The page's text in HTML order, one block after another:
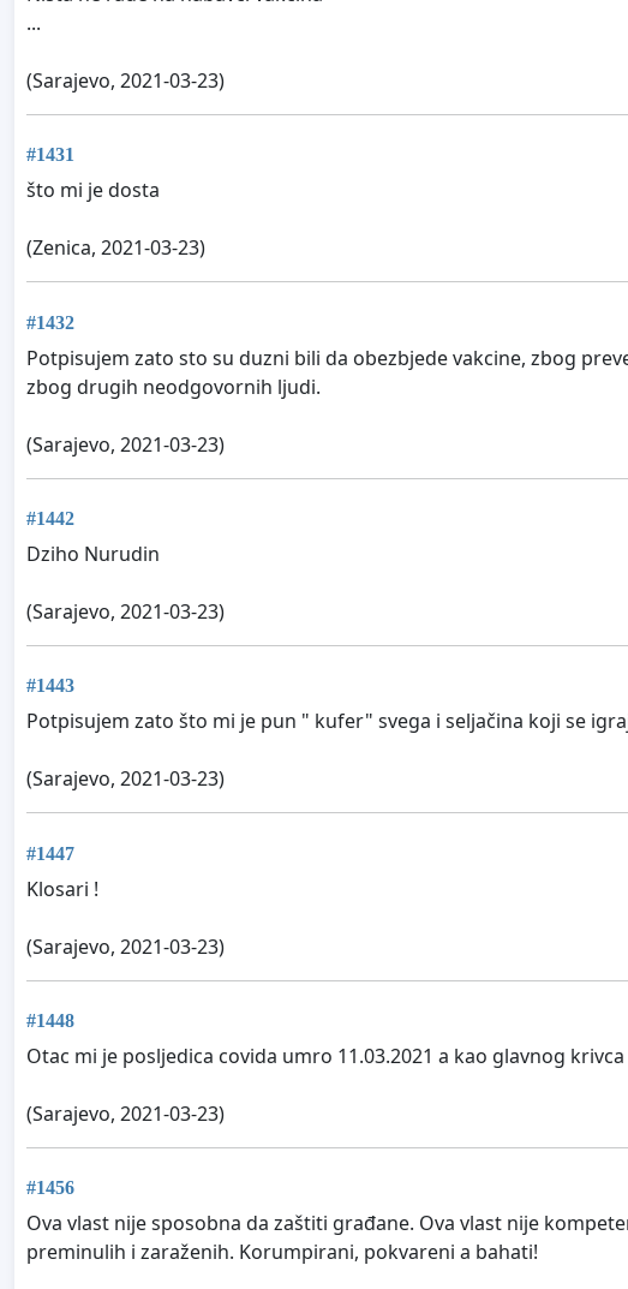
...
(Sarajevo, 2021-03-23)
#1431
što mi je dosta
(Zenica, 2021-03-23)
#1432
Potpisujem zato sto su duzni bili da obezbjede vakcine, zbog
zbog drugih neodgovornih ljudi.
(Sarajevo, 2021-03-23)
#1442
Dziho Nurudin
(Sarajevo, 2021-03-23)
#1443
Potpisujem zato što mi je pun " kufer" svega i seljačina koji se
(Sarajevo, 2021-03-23)
#1447
Klosari !
(Sarajevo, 2021-03-23)
#1448
Otac mi je posljedica covida umro 11.03.2021 a kao glavnog
(Sarajevo, 2021-03-23)
#1456
Ova vlast nije sposobna da zaštiti građane. Ova vlast nije
preminulih i zaraženih. Korumpirani, pokvareni a bahati!